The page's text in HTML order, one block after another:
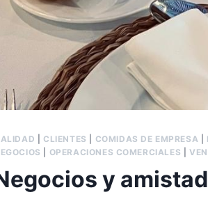
CLIENTES COMIDAS DE EMPRESA
OPERACIONES COMERCIALES |
y amistad